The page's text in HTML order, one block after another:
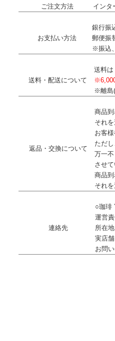
ご注文方法 インタ
お支払い方法
銀行振
郵便振
※振込
送料・配送について
送料は
※離島
返品・交換について
商品
それ
お客
ただ
万一
させ
商品
それ
連絡先
○珈琲
運営
所在
実店
お問